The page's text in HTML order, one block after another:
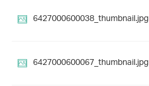
6427000600038_thumbnail.jpg
6427000600067_thumbnail.jpg